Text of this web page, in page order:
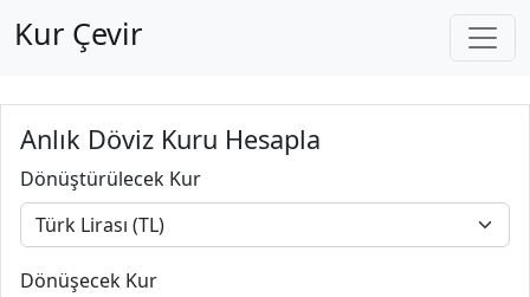
Kur Çevir
Anlık Döviz Kuru Hesapla
Dönüştürülecek Kur
Dönüşecek Kur